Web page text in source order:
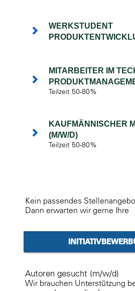
WERKSTUDENT
MITARBEITER IM
Teilzeit 50-80%
KAUFMÄNNISCHER
(M/W/D)
Teilzeit 50-80%
Kein passendes
Dann erwarten wir gerne Ihre
Autoren gesucht (m/w/d)
Wir brauchen Unterstützung